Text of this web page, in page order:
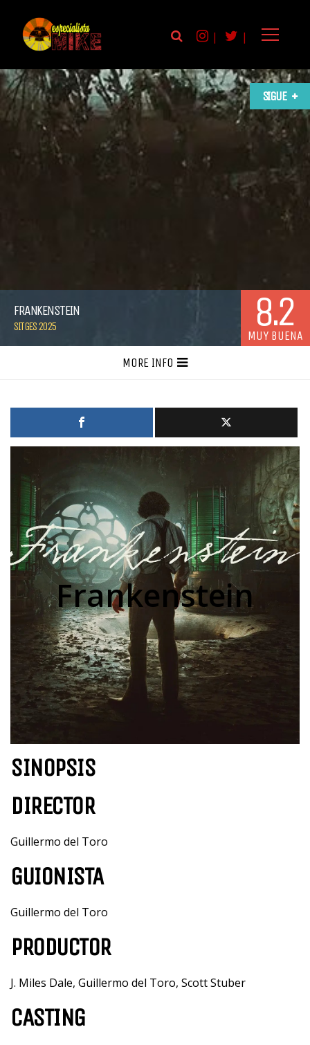
| |
SIGUE
FRANKENSTEIN
SITGES 2025 8.2
MUY BUENA
MORE INFO
Frankenstein
SINOPSIS
DIRECTOR
Guillermo del Toro
GUIONISTA
Guillermo del Toro
PRODUCTOR
J. Miles Dale, Guillermo del Toro, Scott Stuber
CASTING